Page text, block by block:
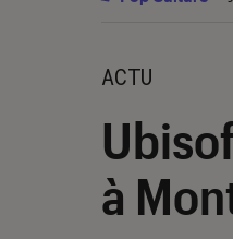
ACTU
à